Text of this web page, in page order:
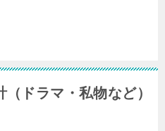
ドラマ・私物など）